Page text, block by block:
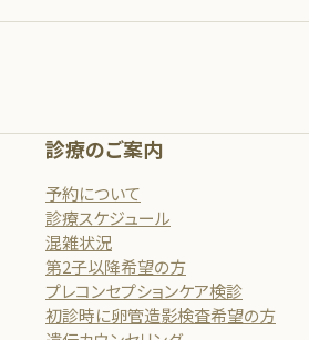
診療のご案内
予約について
診療スケジュール
混雑状況
第2子以降希望の方
プレコンセプションケア検診
初診時に卵管造影検査希望の方